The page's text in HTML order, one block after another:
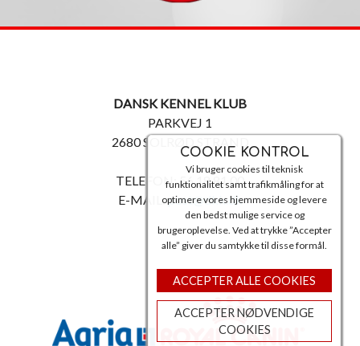
COOKIE KONTROL
Vi bruger cookies til teknisk
funktionalitet samt trafikmåling for at
optimere vores hjemmeside og levere
den bedst mulige service og
brugeroplevelse. Ved at trykke ”Accepter
alle” giver du samtykke til disse formål.
ACCEPTER ALLE COOKIES
ACCEPTER NØDVENDIGE
COOKIES
DANSK KENNEL KLUB
PARKVEJ 1
2680 SOLRØD STRAND
TELEFON: 56 18 81 00
E-MAIL:post@dkk.dk